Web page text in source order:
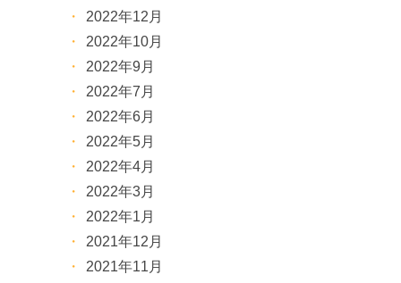
2022年12月
2022年10月
2022年9月
2022年7月
2022年6月
2022年5月
2022年4月
2022年3月
2022年1月
2021年12月
2021年11月